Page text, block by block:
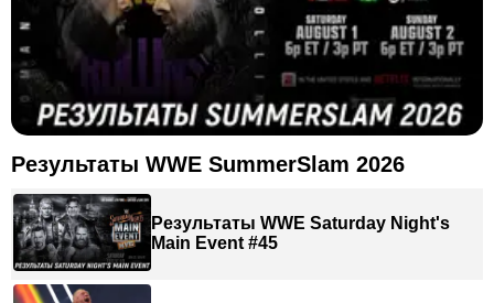
Результаты WWE SummerSlam 2026
Результаты WWE Saturday Night's
Main Event #45